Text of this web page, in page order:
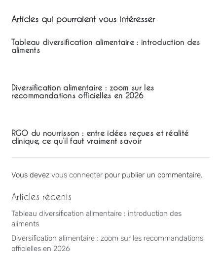
Articles qui pourraient vous intéresser
Tableau diversification alimentaire : introduction des
aliments
Diversification alimentaire : zoom sur les
recommandations officielles en 2026
RGO du nourrisson : entre idées reçues et réalité
clinique, ce qu’il faut vraiment savoir
Vous devez vous connecterpour publier un commentaire.
Articles récents
Tableau diversification alimentaire : introduction des
aliments
Diversification alimentaire : zoom sur les recommandations
officielles en 2026